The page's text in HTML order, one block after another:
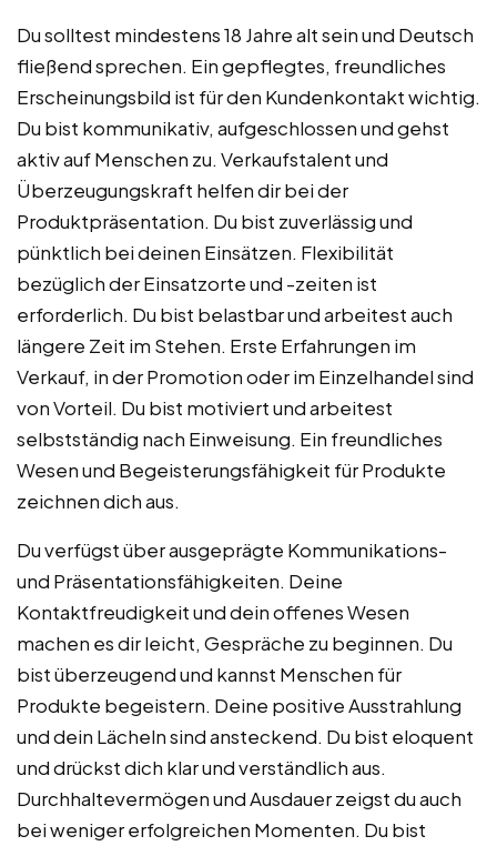
Du solltest mindestens 18 Jahre alt sein und Deutsch
fließend sprechen. Ein gepflegtes, freundliches
Erscheinungsbild ist für den Kundenkontakt wichtig.
Du bist kommunikativ, aufgeschlossen und gehst
aktiv auf Menschen zu. Verkaufstalent und
Überzeugungskraft helfen dir bei der
Produktpräsentation. Du bist zuverlässig und
pünktlich bei deinen Einsätzen. Flexibilität
bezüglich der Einsatzorte und -zeiten ist
erforderlich. Du bist belastbar und arbeitest auch
längere Zeit im Stehen. Erste Erfahrungen im
Verkauf, in der Promotion oder im Einzelhandel sind
von Vorteil. Du bist motiviert und arbeitest
selbstständig nach Einweisung. Ein freundliches
Wesen und Begeisterungsfähigkeit für Produkte
zeichnen dich aus.
Du verfügst über ausgeprägte Kommunikations-
und Präsentationsfähigkeiten. Deine
Kontaktfreudigkeit und dein offenes Wesen
machen es dir leicht, Gespräche zu beginnen. Du
bist überzeugend und kannst Menschen für
Produkte begeistern. Deine positive Ausstrahlung
und dein Lächeln sind ansteckend. Du bist eloquent
und drückst dich klar und verständlich aus.
Durchhaltevermögen und Ausdauer zeigst du auch
bei weniger erfolgreichen Momenten. Du bist